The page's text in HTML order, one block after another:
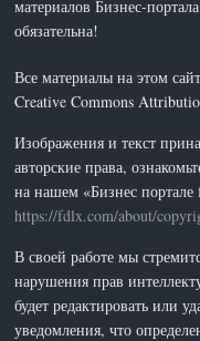
материалов Бизнес-
обязательна!
Все материалы на этом
Creative Commons
Изображения и текст
авторские права,
на нашем «Бизнес
https://fdlx.com/about/
В своей работе мы
нарушения прав
будет редактировать или
уведомления, что